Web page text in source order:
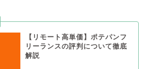
【リモート高単価】ポテパンフ
リーランスの評判について徹底
解説